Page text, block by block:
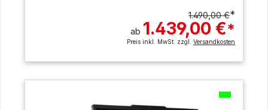
1.490,00 €*
ab 1.439,00 €*
Preis inkl. MwSt. zzgl.Versandkosten